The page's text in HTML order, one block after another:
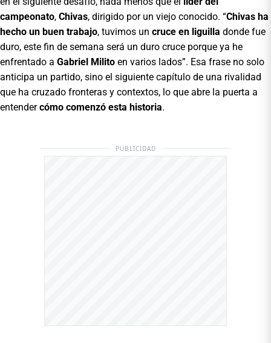
campeonato, Chivas, dirigido por un viejo conocido. “Chivas ha
hecho un buen trabajo, tuvimos un cruce en liguilla donde fue
duro, este fin de semana será un duro cruce porque ya he
enfrentado a Gabriel Milito en varios lados”. Esa frase no solo
anticipa un partido, sino el siguiente capítulo de una rivalidad
que ha cruzado fronteras y contextos, lo que abre la puerta a
entendercómo comenzó esta historia.
PUBLICIDAD